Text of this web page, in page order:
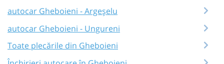
autocar Gheboieni - Argeșelu
autocar Gheboieni - Ungureni
Toate plecările din Gheboieni